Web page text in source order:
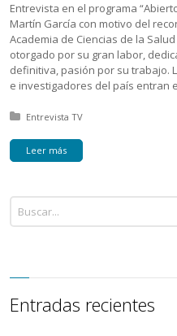
Entrevista en el programa
Martín García con motivo del
Academia de Ciencias de la
otorgado por su gran labor,
definitiva, pasión por su trabajo.
e investigadores del país entran
Posted in:
Entrevista TV
Leer más
Entradas recientes